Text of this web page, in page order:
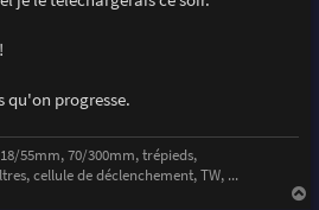
qu'on progresse.
55mm, 70/300mm, trépieds,
cellule de déclenchement, TW, ...